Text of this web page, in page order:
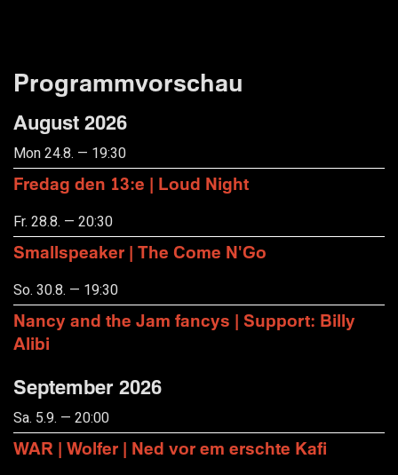
Programmvorschau
August 2026
Mon 24.8. — 19:30
Fredag den 13:e | Loud Night
Fr. 28.8. — 20:30
Smallspeaker | The Come N'Go
So. 30.8. — 19:30
Nancy and the Jam fancys | Support: Billy
Alibi
September 2026
Sa. 5.9. — 20:00
WAR | Wolfer | Ned vor em erschte Kafi